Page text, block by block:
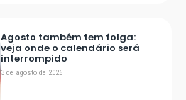
Agosto também tem folga:
veja onde o calendário será
interrompido
3 de agosto de 2026